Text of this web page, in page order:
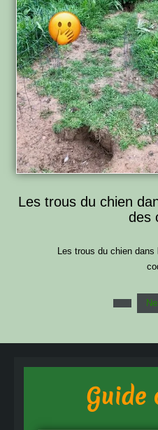
Les trous du chien
des
Les trous du chien